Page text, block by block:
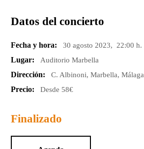
Datos del concierto
Fecha y hora: 30 agosto 2023, 22:00 h.
Lugar: Auditorio Marbella
Dirección: C. Albinoni, Marbella, Málaga
Precio: Desde 58€
Finalizado